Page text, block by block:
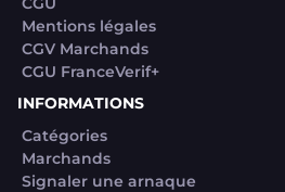
Mentions légales
CGV Marchands
CGU FranceVerif+
INFORMATIONS
Catégories
Marchands
Signaler une arnaque